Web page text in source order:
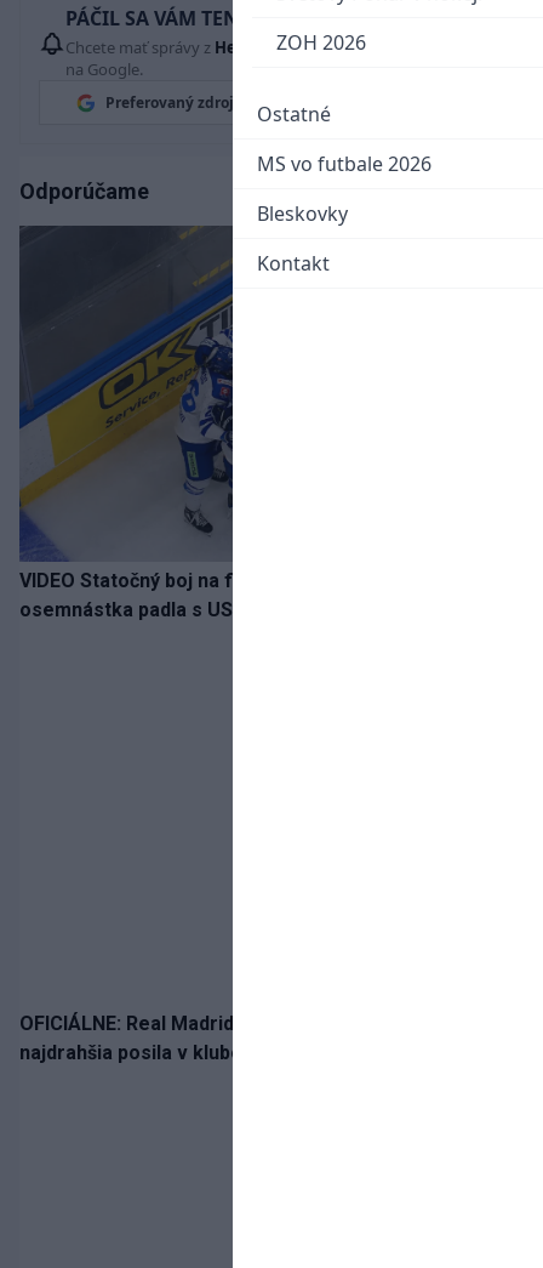
ZOH 2026
Ostatné
MS vo futbale 2026
Bleskovky
Kontakt
PÁČIL SA VÁM TENTO ČLÁNOK?
Chcete mať správy z Hetrik.skvždy ako prví? Pridajte si nás
na Google.
Preferovaný zdroj
Odporúčame
VIDEO Statočný boj na finále nestačil: Slovenská
osemnástka padla s USA a zabojuje o bronz
OFICIÁLNE: Real Madrid rozbil bank. Z Lipska prichádza
najdrahšia posila v klubovej histórii